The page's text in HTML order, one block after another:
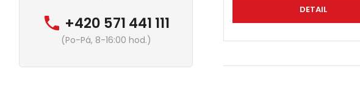
+420 571 441 111
(Po-Pá, 8-16:00 hod.)
DETAIL